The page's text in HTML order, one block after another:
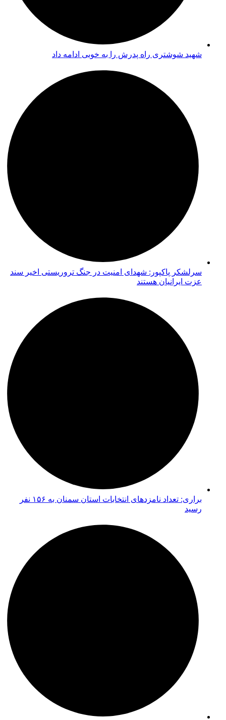
شهید شوشتری راه پدرش را به خوبی ادامه داد
سرلشکر پاکپور: شهدای امنیت در جنگ تروریستی اخیر سند
عزت ایرانیان هستند
براری: تعداد نامزدهای انتخابات استان سمنان به ۱۵۶ نفر
رسید